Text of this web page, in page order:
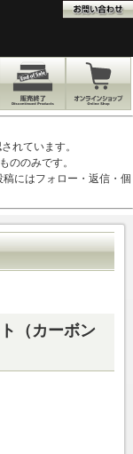
れています。
ののみです。
にはフォロー・返信・個
（カーボン